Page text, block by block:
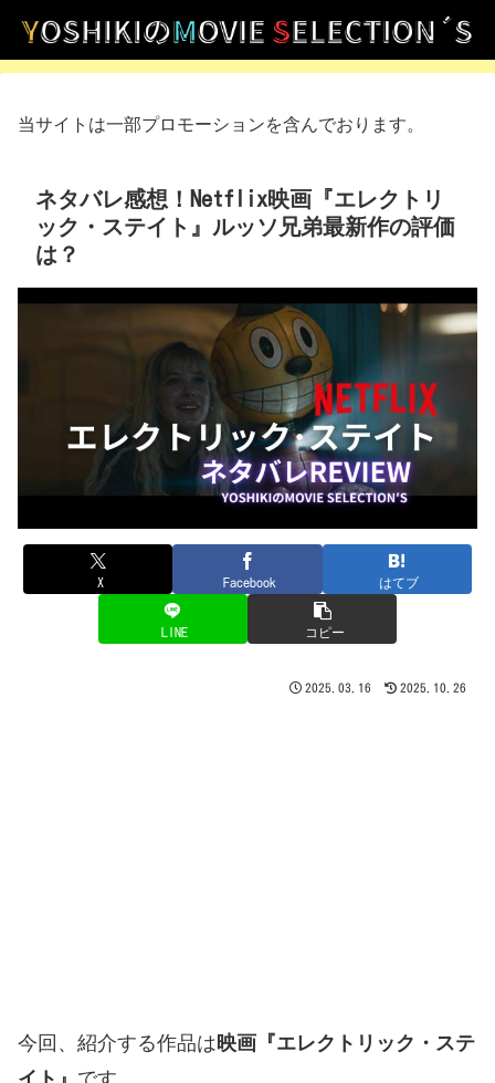
当サイトは一部プロモーションを含んでおります。
ネタバレ感想！Netflix映画『エレクトリ
ック・ステイト』ルッソ兄弟最新作の評価
は？
X Facebook はてブ
LINE コピー
2025.03.16 2025.10.26
今回、紹介する作品は 映画『エレクトリック・ステ
イト 』 です。